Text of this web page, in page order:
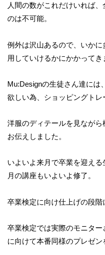
人間の数がこれだけいれば
のは不可能。
例外は沢山あるので、いか
用していけるかにかかってき
Mu:Designの生徒さん達には
欲しい為、ショッピングトレ
洋服のディテールを見なが
お伝えしました。
いよいよ来月で卒業を迎え
月の講座もいよいよ修了。
卒業検定に向け仕上げの段階
卒業検定では実際のモニター
に向けて本番同様のプレゼン